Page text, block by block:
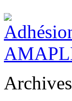
Archives